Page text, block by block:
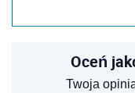
Oceń
Twoja